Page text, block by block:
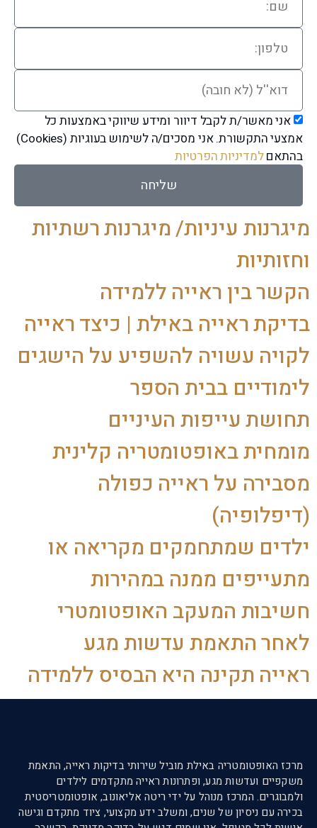
אני מאשר/ת לקבל דיוור ומידע שיווקי באמצעות כל
אמצעי התקשורת. אני מסכים/ה לשימוש בעוגיות (Cookies)
בהתאםלמדיניות הפרטיות
שליחה
מיגרנות עיניות/ מיגרנות רשתיות
וחזותיות
הקשר בין ראייה ללמידה
בדיקת ראייה באילת | כיצד ראייה
לקויה עשויה להשפיע על הישגים
לימודיים בבית הספר
תחושת עייפות העיניים
מומחית באופטומטריה קלינית
מסבירה על ראייה כפולה
(דיפלופיה)
ילדים שמתחמקים מקריאה או
מתעייפים ממנה במהירות
חשיבות המעקב האופטומטרי
לאחר התאמת עדשות מגע
ראייה תקינה היא הבסיס ללמידה
מרכז האופטומטריה באילת מוביל שירותי בדיקות ראייה, התאמת
משקפיים ועדשות מגע, ופתרונות ראייה מתקדמים לילדים
ולמבוגרים. המרכז מנוהל על ידי ריטה אליאונוב, אופטומטריסטית
בכירה עם ניסיון של שנים, ומשלב ידע מקצועי, ציוד מתקדם וגישה